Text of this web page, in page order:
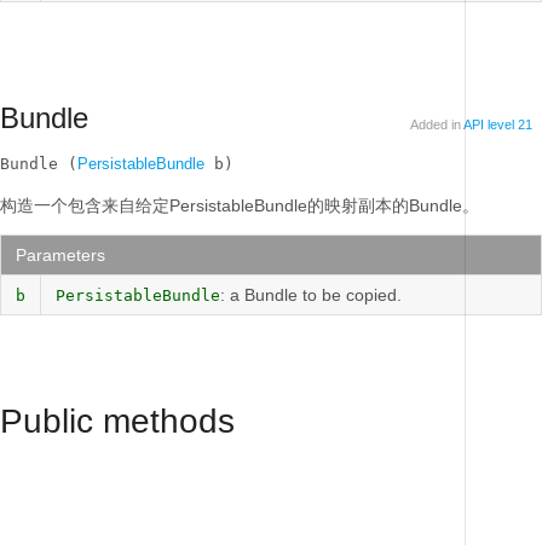
Bundle Added inAPI level 21
Bundle ( PersistableBundle b)
构造一个包含来自给定PersistableBundle的映射副本的Bundle。
Parameters
b PersistableBundle: a Bundle to be copied.
Public methods